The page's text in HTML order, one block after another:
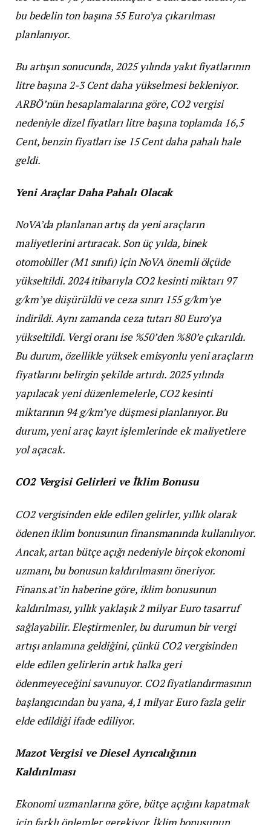
bu bedelin ton başına 55 Euro’ya çıkarılması
planlanıyor.
Bu artışın sonucunda, 2025 yılında yakıt fiyatlarının
litre başına 2-3 Cent daha yükselmesi bekleniyor.
ARBÖ’nün hesaplamalarına göre, CO2 vergisi
nedeniyle dizel fiyatları litre başına toplamda 16,5
Cent, benzin fiyatları ise 15 Cent daha pahalı hale
geldi.
Yeni Araçlar Daha Pahalı Olacak
NoVA’da planlanan artış da yeni araçların
maliyetlerini artıracak. Son üç yılda, binek
otomobiller (M1 sınıfı) için NoVA önemli ölçüde
yükseltildi. 2024 itibarıyla CO2 kesinti miktarı 97
g/km’ye düşürüldü ve ceza sınırı 155 g/km’ye
indirildi. Aynı zamanda ceza tutarı 80 Euro’ya
yükseltildi. Vergi oranı ise %50’den %80’e çıkarıldı.
Bu durum, özellikle yüksek emisyonlu yeni araçların
fiyatlarını belirgin şekilde artırdı. 2025 yılında
yapılacak yeni düzenlemelerle, CO2 kesinti
miktarının 94 g/km’ye düşmesi planlanıyor. Bu
durum, yeni araç kayıt işlemlerinde ek maliyetlere
yol açacak.
CO2 Vergisi Gelirleri ve İklim Bonusu
CO2 vergisinden elde edilen gelirler, yıllık olarak
ödenen iklim bonusunun finansmanında kullanılıyor.
Ancak, artan bütçe açığı nedeniyle birçok ekonomi
uzmanı, bu bonusun kaldırılmasını öneriyor.
Finans.at’in haberine göre, iklim bonusunun
kaldırılması, yıllık yaklaşık 2 milyar Euro tasarruf
sağlayabilir. Eleştirmenler, bu durumun bir vergi
artışı anlamına geldiğini, çünkü CO2 vergisinden
elde edilen gelirlerin artık halka geri
ödenmeyeceğini savunuyor. CO2 fiyatlandırmasının
başlangıcından bu yana, 4,1 milyar Euro fazla gelir
elde edildiği ifade ediliyor.
Mazot Vergisi ve Diesel Ayrıcalığının
Kaldırılması
Ekonomi uzmanlarına göre, bütçe açığını kapatmak
için farklı önlemler gerekiyor. İklim bonusunun